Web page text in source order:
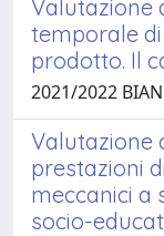
Valutazione
temporale
prodotto. Il
2021/2022
Valutazione
prestazioni
meccanici a
socio-